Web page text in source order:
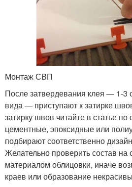
Монтаж СВП
После затвердевания клея — 1-3
вида — приступают к затирке
затирку швов читайте в статье
цементные, эпоксидные или
подбирают соответственно
Желательно проверить состав на
материалом облицовки, иначе
краев или образование